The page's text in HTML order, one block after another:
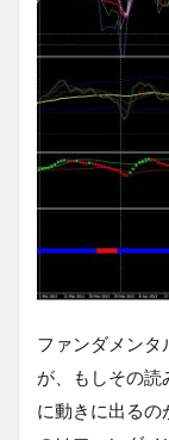
ファンダメンタ
が、もしその読
に動きに出るの